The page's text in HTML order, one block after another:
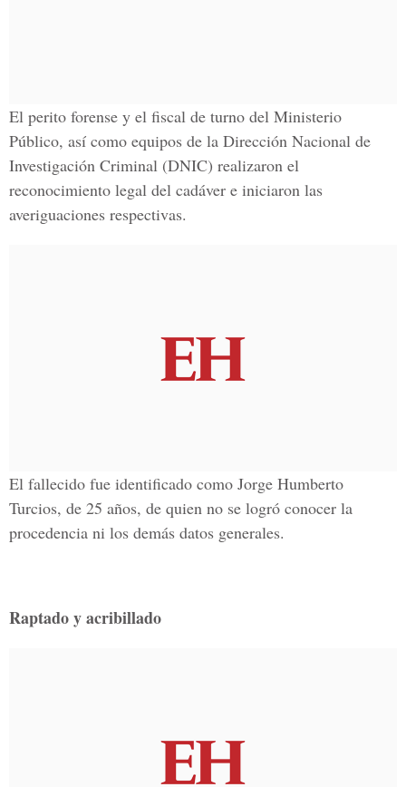
El perito forense y el fiscal de turno del Ministerio
Público, así como equipos de la Dirección Nacional de
Investigación Criminal (DNIC) realizaron el
reconocimiento legal del cadáver e iniciaron las
averiguaciones respectivas.
El fallecido fue identificado como Jorge Humberto
Turcios, de 25 años, de quien no se logró conocer la
procedencia ni los demás datos generales.
Raptado y acribillado